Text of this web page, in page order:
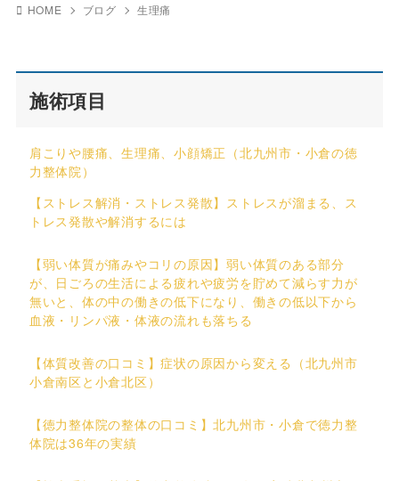
HOME ブログ 生理痛
施術項目
肩こりや腰痛、生理痛、小顔矯正（北九州市・小倉の徳
力整体院）
【ストレス解消・ストレス発散】ストレスが溜まる、ス
トレス発散や解消するには
【弱い体質が痛みやコリの原因】弱い体質のある部分
が、日ごろの生活による疲れや疲労を貯めて減らす力が
無いと、体の中の働きの低下になり、働きの低以下から
血液・リンパ液・体液の流れも落ちる
【体質改善の口コミ】症状の原因から変える（北九州市
小倉南区と小倉北区）
【徳力整体院の整体の口コミ】北九州市・小倉で徳力整
体院は36年の実績